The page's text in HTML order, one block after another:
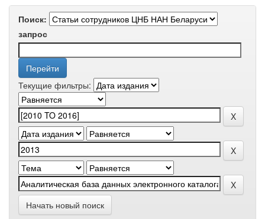
Поиск:
запрос
Текущие фильтры:
Начать новый поиск